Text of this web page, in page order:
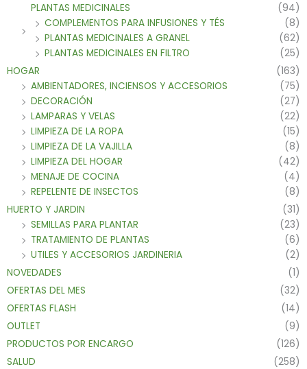
PLANTAS MEDICINALES
(94)
COMPLEMENTOS PARA INFUSIONES Y TÉS
(8)
PLANTAS MEDICINALES A GRANEL
(62)
PLANTAS MEDICINALES EN FILTRO
(25)
HOGAR
(163)
AMBIENTADORES, INCIENSOS Y ACCESORIOS
(75)
DECORACIÓN
(27)
LAMPARAS Y VELAS
(22)
LIMPIEZA DE LA ROPA
(15)
LIMPIEZA DE LA VAJILLA
(8)
LIMPIEZA DEL HOGAR
(42)
MENAJE DE COCINA
(4)
REPELENTE DE INSECTOS
(8)
HUERTO Y JARDIN
(31)
SEMILLAS PARA PLANTAR
(23)
TRATAMIENTO DE PLANTAS
(6)
UTILES Y ACCESORIOS JARDINERIA
(2)
NOVEDADES
(1)
OFERTAS DEL MES
(32)
OFERTAS FLASH
(14)
OUTLET
(9)
PRODUCTOS POR ENCARGO
(126)
SALUD
(258)